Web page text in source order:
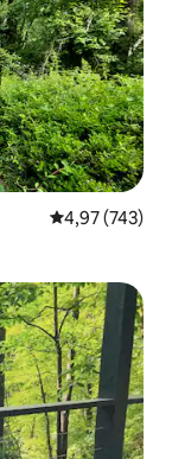
Classificação
4,97 (743)